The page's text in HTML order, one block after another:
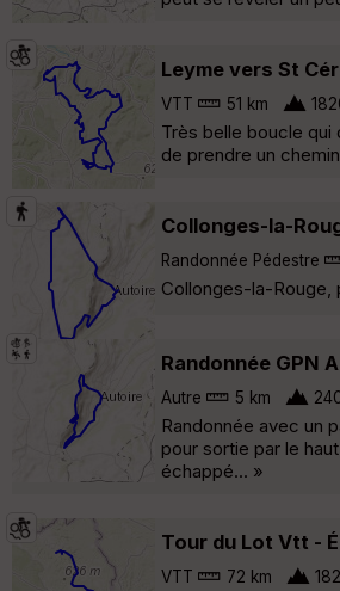
Leyme vers St
VTT 51 km
Très belle boucle qui
de prendre un
Collonges-la-
Randonnée Pédestre
Collonges-la-Rouge,
Randonnée GPN
Autre 5 km
Randonnée avec un
pour sortie par le
échappé... »
Tour du Lot Vtt -
VTT 72 km